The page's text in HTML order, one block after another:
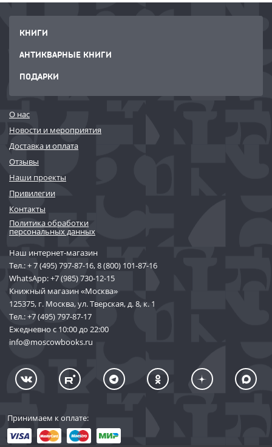
КНИГИ
АНТИКВАРНЫЕ КНИГИ
ПОДАРКИ
О нас
Новости и мероприятия
Доставка и оплата
Отзывы
Наши проекты
Привилегии
Контакты
Политика обработки
персональных данных
Наш интернет-магазин
Тел.:+ 7 (495) 797-87-16,8 (800) 101-87-16
WhatsApp:+7 (985) 730-12-15
Книжный магазин «Москва»
125375, г. Москва, ул. Тверская, д. 8, к. 1
Тел.:+7 (495) 797-87-17
Ежедневно с 10:00 до 22:00
info@moscowbooks.ru
Принимаем к оплате: